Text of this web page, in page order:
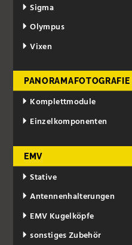
Sigma
Olympus
Vixen
PANORAMAFOTOGRAFIE
Komplettmodule
Einzelkomponenten
EMV
Stative
Antennenhalterungen
EMV Kugelköpfe
sonstiges Zubehör